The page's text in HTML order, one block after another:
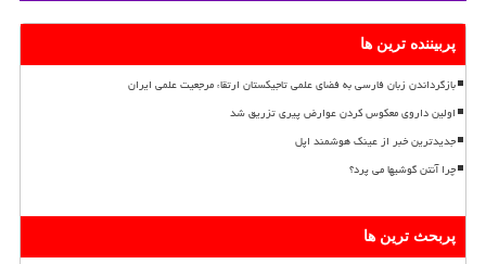
پربیننده ترین ها
بازگرداندن زبان فارسی به فضای علمی تاجیکستان ارتقاء مرجعیت علمی ایران
اولین داروی معکوس کردن عوارض پیری تزریق شد
جدیدترین خبر از عینک هوشمند اپل
چرا آنتن گوشیها می پرد؟
پربحث ترین ها